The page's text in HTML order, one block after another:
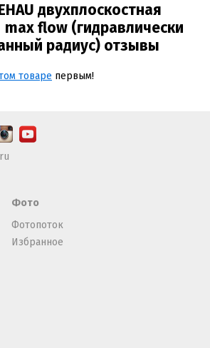
двухплоскостная
flow (гидравлически
радиус) отзывы
товаре первым!
Фото
Фотопоток
Избранное